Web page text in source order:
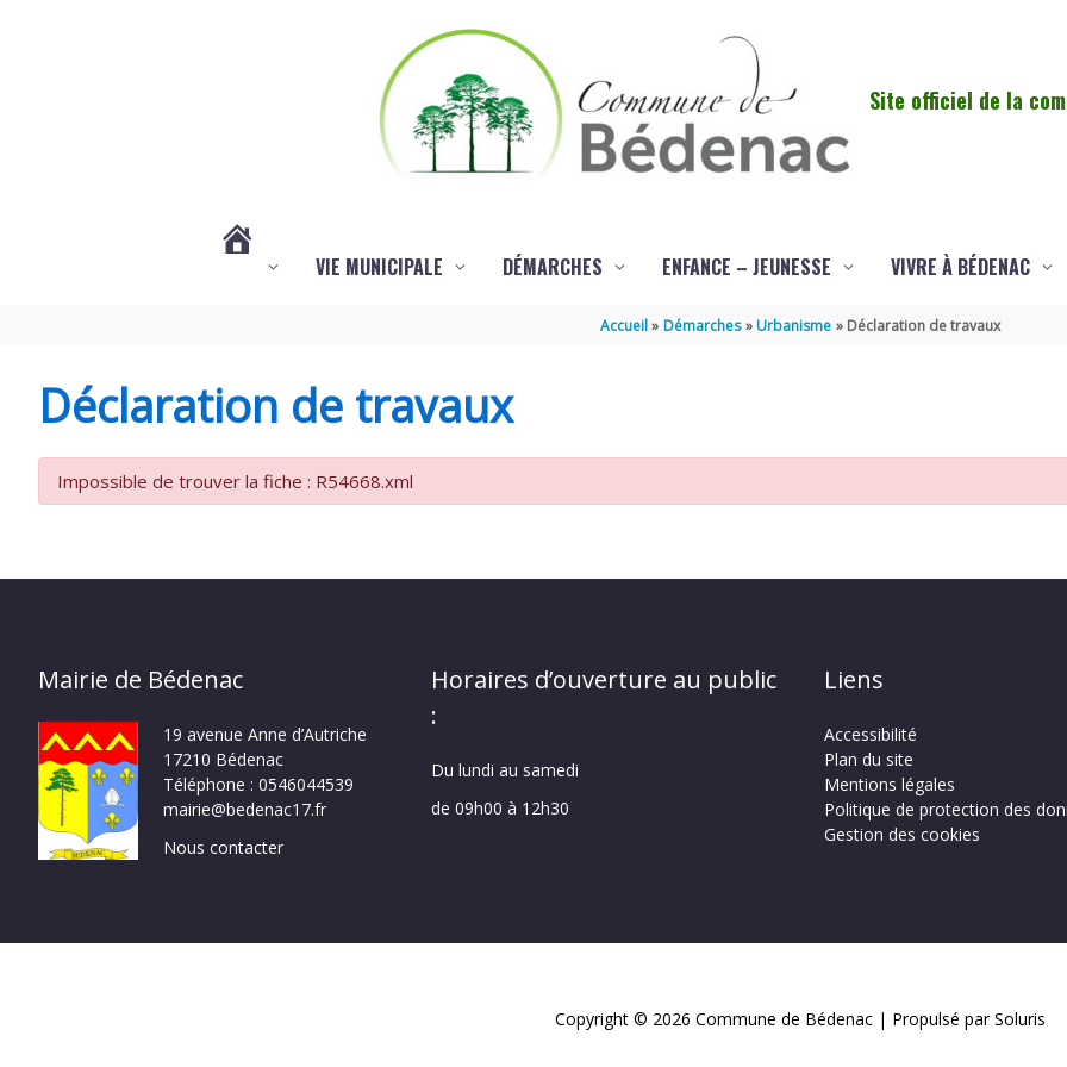
Site officiel de la
(PAS
DE
VIE MUNICIPALE DÉMARCHES ENFANCE – JEUNESSE VIVRE À BÉDENAC
Accueil Démarches Urbanisme Déclaration de travaux
Déclaration de travaux
Impossible de trouver la fiche : R54668.xml
Mairie de Bédenac
19 avenue Anne d’Autriche
17210 Bédenac
Téléphone : 0546044539
mairie@bedenac17.fr
Nous contacter
Horaires d’ouverture au public
:
Du lundi au samedi
de 09h00 à 12h30
Liens
Accessibilité
Plan du site
Mentions légales
Politique de protection des
Gestion des cookies
Copyright © 2026 Commune de Bédenac | Propulsé par Soluris